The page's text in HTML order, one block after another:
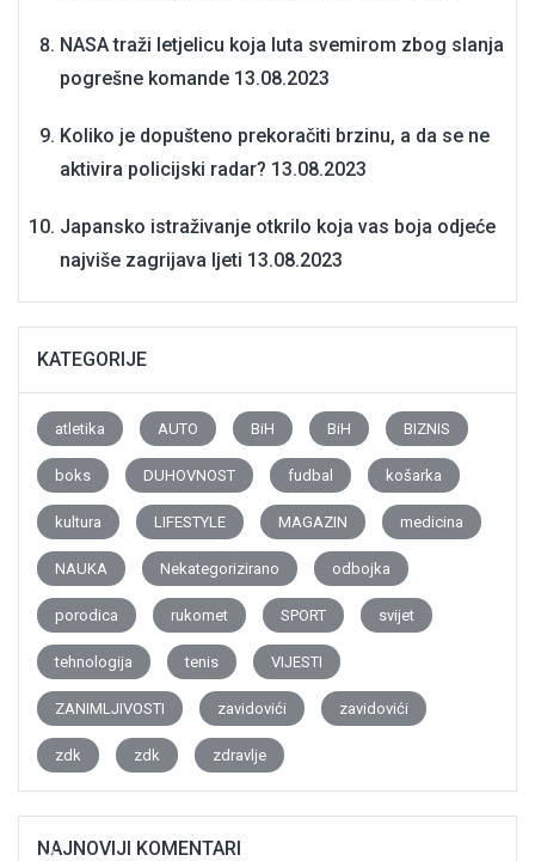
NASA traži letjelicu koja luta svemirom zbog slanja
pogrešne komande 13.08.2023
Koliko je dopušteno prekoračiti brzinu, a da se ne
aktivira policijski radar? 13.08.2023
Japansko istraživanje otkrilo koja vas boja odjeće
najviše zagrijava ljeti 13.08.2023
KATEGORIJE
atletika AUTO BiH BiH BIZNIS
boks DUHOVNOST fudbal košarka
kultura LIFESTYLE MAGAZIN medicina
NAUKA Nekategorizirano odbojka
porodica rukomet SPORT svijet
tehnologija tenis VIJESTI
ZANIMLJIVOSTI zavidovići zavidovići
zdk zdk zdravlje
NAJNOVIJI KOMENTARI